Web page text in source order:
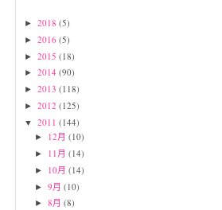
► 2018 (5)
► 2016 (5)
► 2015 (18)
► 2014 (90)
► 2013 (118)
► 2012 (125)
▼ 2011 (144)
► 12月(10)
► 11月(14)
► 10月(14)
►9月(10)
►8月(8)